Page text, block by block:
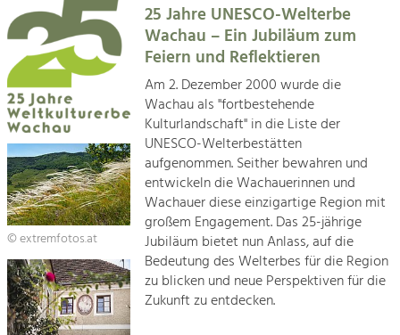
Impressum
Kontakt
Kunst & Kultur
Handwerk, Wissenschaft und Forschung.
Soziales, Bildung &
Identität
Gleichberechtigung, Jugend und
Integration
Mobilität & Energie
Klimawandel, öffentlicher Verkehr und
erneuerbare Energie
Wirtschaft
Steigerung regionaler Wertschöpfung
© extremfotos.at
25 Jahre UNESCO-Welterbe
Wachau – Ein Jubiläum zum
Feiern und Reflektieren
Am 2. Dezember 2000 wurde die
Wachau als "fortbestehende
Kulturlandschaft" in die Liste der
UNESCO-Welterbestätten
aufgenommen. Seither bewahren und
entwickeln die Wachauerinnen und
Wachauer diese einzigartige Region mit
großem Engagement. Das 25-jährige
Jubiläum bietet nun Anlass, auf die
Bedeutung des Welterbes für die Region
zu blicken und neue Perspektiven für die
Zukunft zu entdecken.